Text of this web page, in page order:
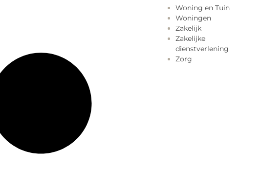
Woning en Tuin
Woningen
Zakelijk
Zakelijke
dienstverlening
Zorg